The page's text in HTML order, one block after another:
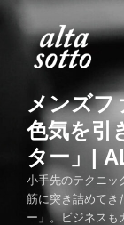
メンズフ
色気を引
ター」|
小手先のテクニッ
筋に突き詰めてき
ー」。ビジネスも